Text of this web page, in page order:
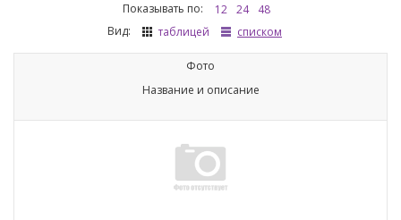
Показывать по:
12 24
48
Вид:
таблицей списком
Фото
Название и описание